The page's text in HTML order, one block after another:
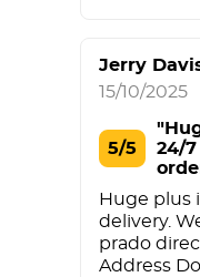
Jerry
15/10/2025
5/5
24/
Huge plus
delivery.
prado
Address